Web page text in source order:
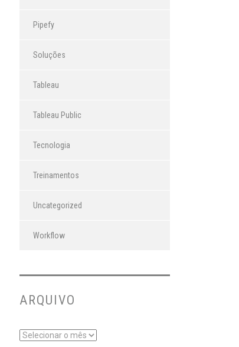
Pipefy
Soluções
Tableau
Tableau Public
Tecnologia
Treinamentos
Uncategorized
Workflow
ARQUIVO